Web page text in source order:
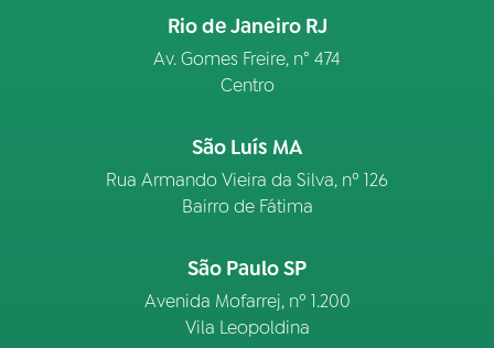
Rio de Janeiro RJ
Av. Gomes Freire, n° 474
Centro
São Luís MA
Rua Armando Vieira da Silva, nº 126
Bairro de Fátima
São Paulo SP
Avenida Mofarrej, nº 1.200
Vila Leopoldina